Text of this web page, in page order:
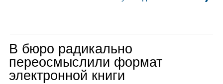
В бюро радикально
переосмыслили формат
электронной книги